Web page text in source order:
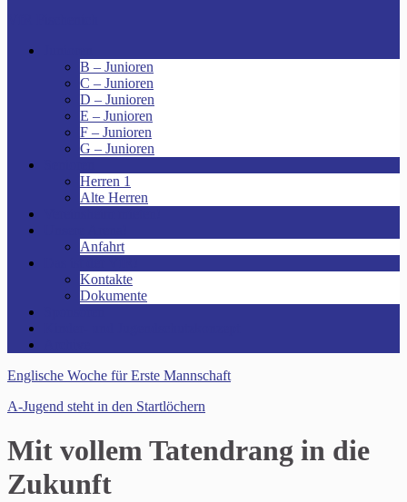
B – Junioren
C – Junioren
D – Junioren
E – Junioren
F – Junioren
G – Junioren
Herren 1
Alte Herren
Anfahrt
Kontakte
Dokumente
Englische Woche für Erste Mannschaft
A-Jugend steht in den Startlöchern
Mit vollem Tatendrang in die
Zukunft